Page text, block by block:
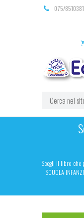
075/8510381
Scegli il libro che
SCUOLA